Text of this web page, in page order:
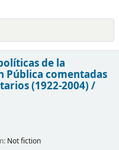
de la
Pública comentadas
(1922-2004) /
Not fiction